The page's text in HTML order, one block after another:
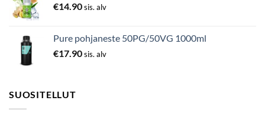
€14.90sis. alv
Pure pohjaneste 50PG/50VG 1000ml
€17.90sis. alv
SUOSITELLUT